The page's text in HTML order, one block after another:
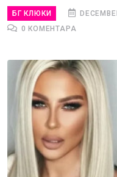
БГ КЛЮКИ
0 КОМЕНТАРА